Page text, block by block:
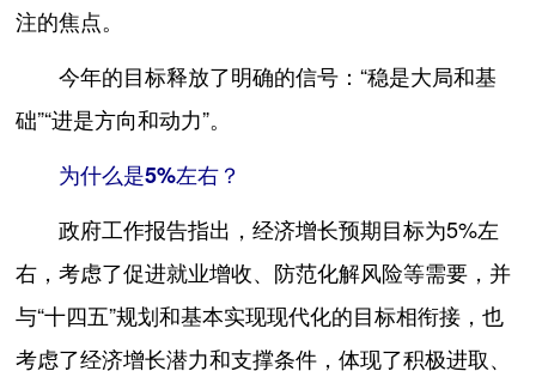
注的焦点。
今年的目标释放了明确的信号：“稳是大局和基
础”“进是方向和动力”。
为什么是5%左右？
政府工作报告指出，经济增长预期目标为5%左
右，考虑了促进就业增收、防范化解风险等需要，并
与“十四五”规划和基本实现现代化的目标相衔接，也
考虑了经济增长潜力和支撑条件，体现了积极进取、